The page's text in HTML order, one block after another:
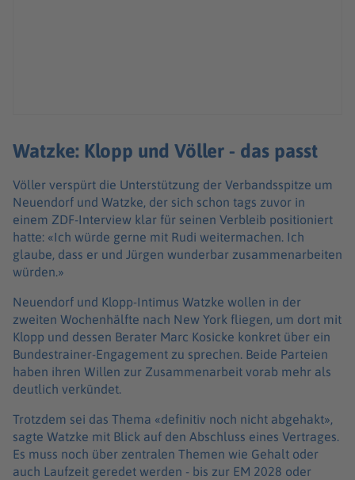
Watzke: Klopp und Völler - das passt
Völler verspürt die Unterstützung der Verbandsspitze um
Neuendorf und Watzke, der sich schon tags zuvor in
einem ZDF-Interview klar für seinen Verbleib positioniert
hatte: «Ich würde gerne mit Rudi weitermachen. Ich
glaube, dass er und Jürgen wunderbar zusammenarbeiten
würden.»
Neuendorf und Klopp-Intimus Watzke wollen in der
zweiten Wochenhälfte nach New York fliegen, um dort mit
Klopp und dessen Berater Marc Kosicke konkret über ein
Bundestrainer-Engagement zu sprechen. Beide Parteien
haben ihren Willen zur Zusammenarbeit vorab mehr als
deutlich verkündet.
Trotzdem sei das Thema «definitiv noch nicht abgehakt»,
sagte Watzke mit Blick auf den Abschluss eines Vertrages.
Es muss noch über zentralen Themen wie Gehalt oder
auch Laufzeit geredet werden - bis zur EM 2028 oder